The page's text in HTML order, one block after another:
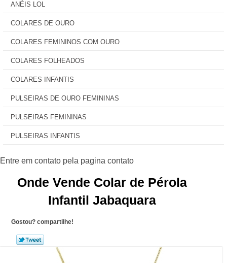
ANÉIS LOL
COLARES DE OURO
COLARES FEMININOS COM OURO
COLARES FOLHEADOS
COLARES INFANTIS
PULSEIRAS DE OURO FEMININAS
PULSEIRAS FEMININAS
PULSEIRAS INFANTIS
Onde Vende Colar de Pérola
Infantil Jabaquara
Gostou? compartilhe!